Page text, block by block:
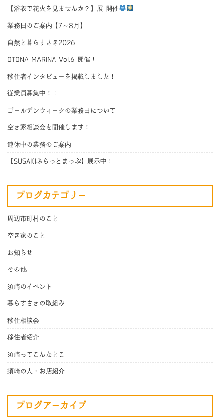
【浴衣で花火を見ませんか？】展 開催
業務日のご案内【7～8月】
自然と暮らすさき2026
OTONA MARINA Vol.6 開催！
移住者インタビューを掲載しました！
従業員募集中！！
ゴールデンウィークの業務日について
空き家相談会を開催します！
連休中の業務のご案内
【SUSAKIふらっとまっぷ】展示中！
ブログカテゴリー
周辺市町村のこと
空き家のこと
お知らせ
その他
須崎のイベント
暮らすさきの取組み
移住相談会
移住者紹介
須崎ってこんなとこ
須崎の人・お店紹介
ブログアーカイブ